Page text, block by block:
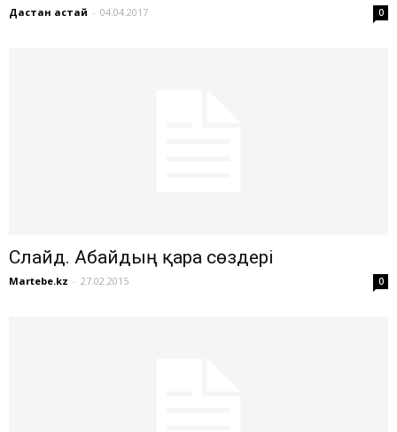
Дастан Қастай - 04.04.2017 0
Слайд. Абайдың қара сөздері
Martebe.kz - 27.02.2015 0